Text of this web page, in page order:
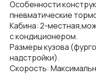
Особенности
пневматические
Кабина: 2-
с кондиционером.
Размеры кузова
надстройки).
Скорость: